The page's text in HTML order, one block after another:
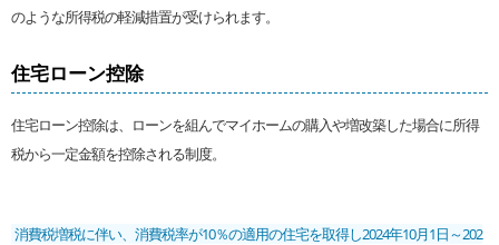
のような所得税の軽減措置が受けられます。
住宅ローン控除
住宅ローン控除は、ローンを組んでマイホームの購入や増改築した場合に所得
税から一定金額を控除される制度。
消費税増税に伴い、消費税率が10％の適用の住宅を取得し2024年10月1日～202